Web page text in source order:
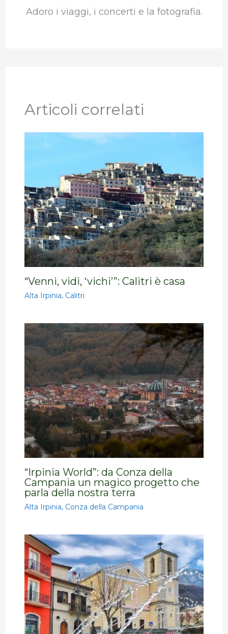
Adoro i viaggi, i concerti e la fotografia.
Articoli correlati
“Venni, vidi, ‘vichi’”: Calitri è casa
Alta Irpinia, Calitri
“Irpinia World”: da Conza della
Campania un magico progetto che
parla della nostra terra
Alta Irpinia, Conza della Campania